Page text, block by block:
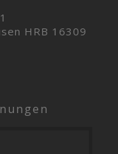
HRB 16309